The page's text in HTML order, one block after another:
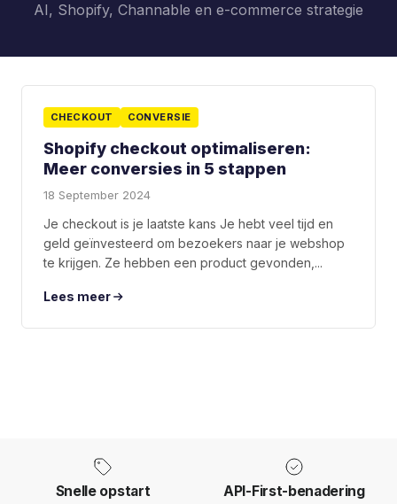
AI, Shopify, Channable en e-commerce strategie
CHECKOUT CONVERSIE
Shopify checkout optimaliseren:
Meer conversies in 5 stappen
18 September 2024
Je checkout is je laatste kans Je hebt veel tijd en
geld geïnvesteerd om bezoekers naar je webshop
te krijgen. Ze hebben een product gevonden,...
Lees meer
Snelle opstart API-First-benadering